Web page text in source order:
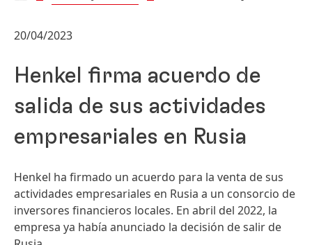
20/04/2023
Henkel firma acuerdo de
salida de sus actividades
empresariales en Rusia
Henkel ha firmado un acuerdo para la venta de sus
actividades empresariales en Rusia a un consorcio de
inversores financieros locales. En abril del 2022, la
empresa ya había anunciado la decisión de salir de